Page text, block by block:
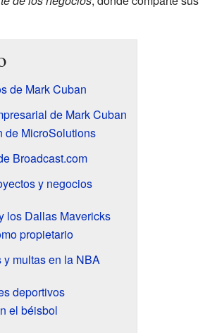
de Mark Cuban
de Mark Cuban
de MicroSolutions
Broadcast.com
y negocios
los Dallas Mavericks
propietario
y multas en la NBA
deportivos
el béisbol